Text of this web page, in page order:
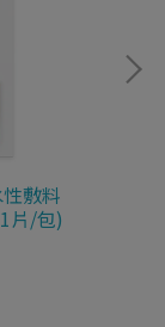
敷料
片/包)